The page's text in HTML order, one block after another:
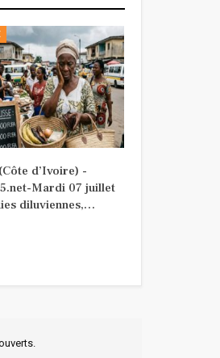
d’Ivoire) -
Mardi 07 juillet
diluviennes,…